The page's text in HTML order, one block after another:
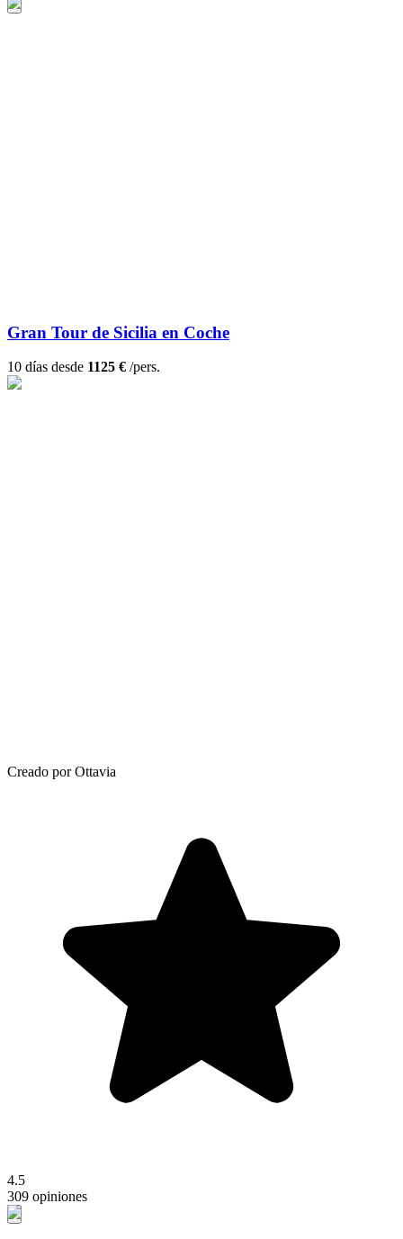
Gran Tour de Sicilia en Coche
10 días desde 1125 € /pers.
Creado por Ottavia
4.5
309 opiniones